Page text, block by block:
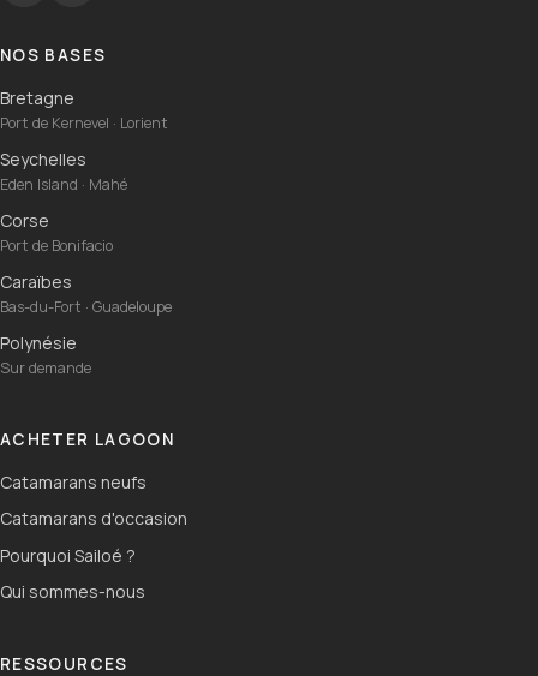
NOS BASES
Bretagne
Port de Kernevel · Lorient
Seychelles
Eden Island · Mahé
Corse
Port de Bonifacio
Caraïbes
Bas-du-Fort · Guadeloupe
Polynésie
Sur demande
ACHETER LAGOON
Catamarans neufs
Catamarans d'occasion
Pourquoi Sailoé ?
Qui sommes-nous
RESSOURCES